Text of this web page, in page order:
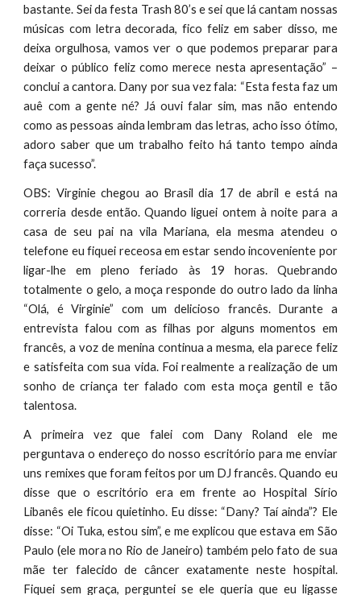
bastante. Sei da festa Trash 80’s e sei que lá cantam nossas
músicas com letra decorada, fico feliz em saber disso, me
deixa orgulhosa, vamos ver o que podemos preparar para
deixar o público feliz como merece nesta apresentação” –
conclui a cantora. Dany por sua vez fala: “Esta festa faz um
auê com a gente né? Já ouvi falar sim, mas não entendo
como as pessoas ainda lembram das letras, acho isso ótimo,
adoro saber que um trabalho feito há tanto tempo ainda
faça sucesso”.
OBS: Virginie chegou ao Brasil dia 17 de abril e está na
correria desde então. Quando liguei ontem à noite para a
casa de seu pai na vila Mariana, ela mesma atendeu o
telefone eu fiquei receosa em estar sendo incoveniente por
ligar-lhe em pleno feriado às 19 horas. Quebrando
totalmente o gelo, a moça responde do outro lado da linha
“Olá, é Virginie” com um delicioso francês. Durante a
entrevista falou com as filhas por alguns momentos em
francês, a voz de menina continua a mesma, ela parece feliz
e satisfeita com sua vida. Foi realmente a realização de um
sonho de criança ter falado com esta moça gentil e tão
talentosa.
A primeira vez que falei com Dany Roland ele me
perguntava o endereço do nosso escritório para me enviar
uns remixes que foram feitos por um DJ francês. Quando eu
disse que o escritório era em frente ao Hospital Sírio
Libanês ele ficou quietinho. Eu disse: “Dany? Taí ainda”? Ele
disse: “Oi Tuka, estou sim”, e me explicou que estava em São
Paulo (ele mora no Rio de Janeiro) também pelo fato de sua
mãe ter falecido de câncer exatamente neste hospital.
Fiquei sem graça, perguntei se ele queria que eu ligasse